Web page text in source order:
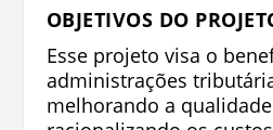
OBJETIVOS DO
Esse projeto visa o
administrações
melhorando a